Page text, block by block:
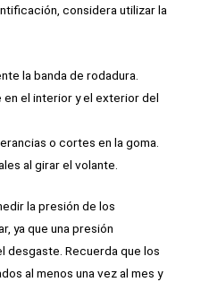
considera utilizar la
la banda de rodadura.
el interior y el exterior del
o cortes en la goma.
al girar el volante.
la presión de los
ya que una presión
desgaste. Recuerda que los
al menos una vez al mes y